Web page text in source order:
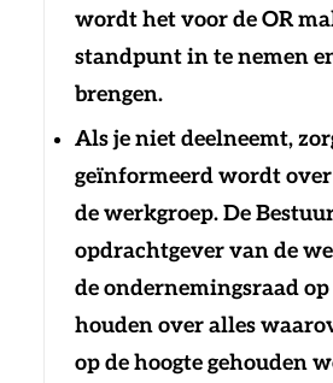
wordt het voor de OR
standpunt in te nemen
brengen.
Als je niet deelneemt,
geïnformeerd wordt
de werkgroep. De
opdrachtgever van de
de ondernemingsraad op
houden over alles
op de hoogte gehouden